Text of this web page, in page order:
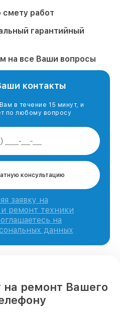
работ
гарантийный
на все Ваши вопросы
контакты
в течение 15 минут, и
по любому вопросу
консультацию
заявку на
ремонт техники
на
данных
на ремонт Вашего